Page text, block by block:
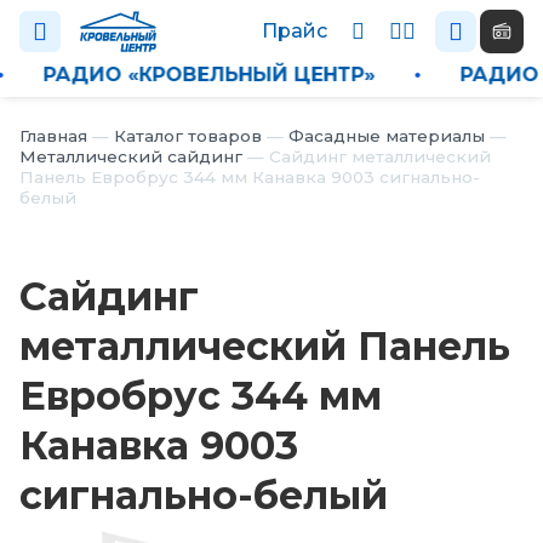
Каталог
П
с
Н
в
о
с
и
Прайс
РАДИО «КРОВЕЛЬНЫЙ ЦЕНТР»
Главная — Каталог товаров — Фасадные материалы —
Металлический сайдинг — Сайдинг металлический
Панель Евробрус 344 мм Канавка 9003 сигнально-
белый
Сайдинг
металлический Панель
Евробрус 344 мм
Канавка 9003
сигнально-белый